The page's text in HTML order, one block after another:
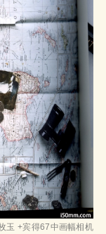
玉 +宾得67中画幅相机